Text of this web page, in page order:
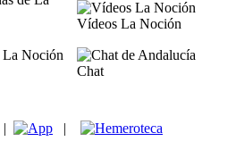
Vídeos La Noción
Chat
| |